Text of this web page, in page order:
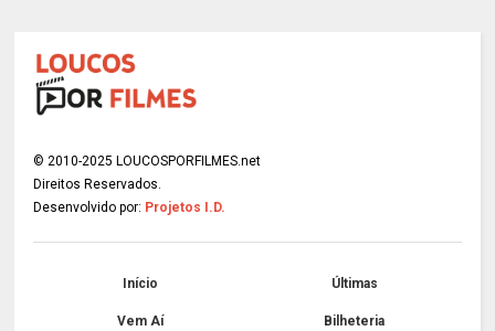
© 2010-2025 LOUCOSPORFILMES.net
Direitos Reservados.
Desenvolvido por: Projetos I.D.
Início Últimas
Vem Aí Bilheteria